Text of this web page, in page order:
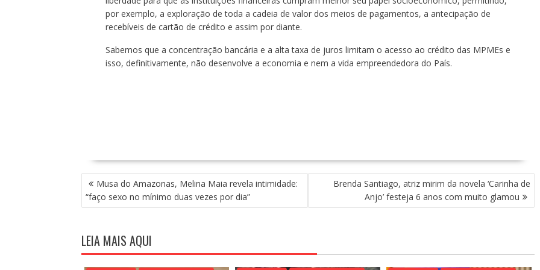
por exemplo, a exploração de toda a cadeia de valor dos meios de pagamentos, a antecipação de
recebíveis de cartão de crédito e assim por diante.
Sabemos que a concentração bancária e a alta taxa de juros limitam o acesso ao crédito das MPMEs e
isso, definitivamente, não desenvolve a economia e nem a vida empreendedora do País.
N
A
V
G
A
Ç
Musa do Amazonas, Melina Maia revela intimidade:
“faço sexo no mínimo duas vezes por dia”
Brenda Santiago, atriz mirim da novela ‘Carinha de
Anjo’ festeja 6 anos com muito glamou
LEIA MAIS AQUI